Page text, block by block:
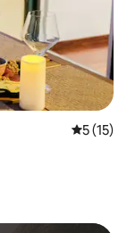
5 de uma
5 (15)